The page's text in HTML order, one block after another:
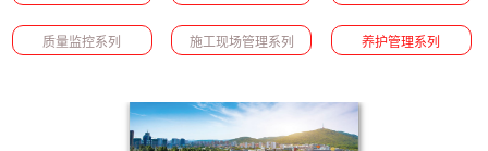
质量监控系列 施工现场管理系列 养护管理系列